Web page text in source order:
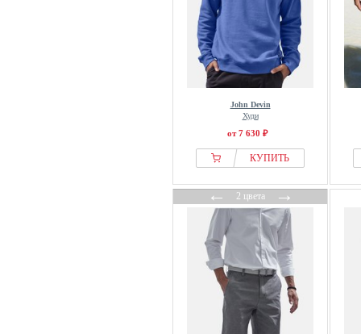
John Devin
Худи
от 7 630 ₽
КУПИТЬ
←2 цвета→